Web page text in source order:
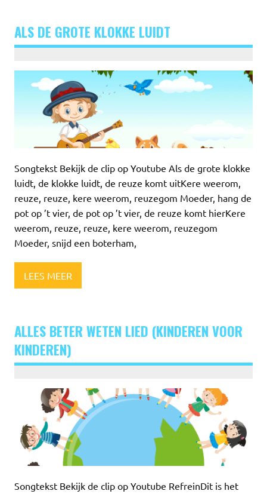
ALS DE GROTE KLOKKE LUIDT
Songtekst Bekijk de clip op Youtube Als de grote klokke
luidt, de klokke luidt, de reuze komt uitKere weerom,
reuze, reuze, kere weerom, reuzegom Moeder, hang de
pot op ’t vier, de pot op ’t vier, de reuze komt hierKere
weerom, reuze, reuze, kere weerom, reuzegom
Moeder, snijd een boterham,
LEES MEER
ALLES BETER WETEN LIED (KINDEREN VOOR
KINDEREN)
Songtekst Bekijk de clip op Youtube RefreinDit is het